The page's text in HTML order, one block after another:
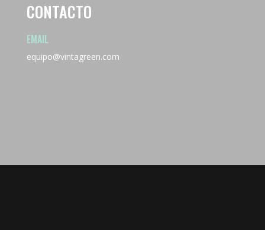
CONTACTO
EMAIL
equipo@vintagreen.com